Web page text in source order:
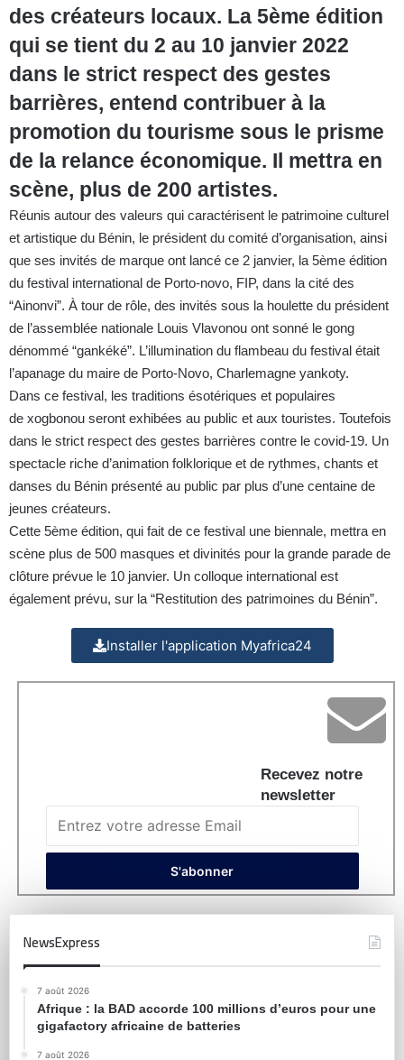
des créateurs locaux. La 5ème édition
qui se tient du 2 au 10 janvier 2022
dans le strict respect des gestes
barrières, entend contribuer à la
promotion du tourisme sous le prisme
de la relance économique. Il mettra en
scène, plus de 200 artistes.
Réunis autour des valeurs qui caractérisent le patrimoine culturel
et artistique du Bénin, le président du comité d’organisation, ainsi
que ses invités de marque ont lancé ce 2 janvier, la 5ème édition
du festival international de Porto-novo, FIP, dans la cité des
“Ainonvi”. À tour de rôle, des invités sous la houlette du président
de l’assemblée nationale Louis Vlavonou ont sonné le gong
dénommé “gankéké”. L’illumination du flambeau du festival était
l’apanage du maire de Porto-Novo, Charlemagne yankoty.
Dans ce festival, les traditions ésotériques et populaires
de xogbonou seront exhibées au public et aux touristes. Toutefois
dans le strict respect des gestes barrières contre le covid-19. Un
spectacle riche d’animation folklorique et de rythmes, chants et
danses du Bénin présenté au public par plus d’une centaine de
jeunes créateurs.
Cette 5ème édition, qui fait de ce festival une biennale, mettra en
scène plus de 500 masques et divinités pour la grande parade de
clôture prévue le 10 janvier. Un colloque international est
également prévu, sur la “Restitution des patrimoines du Bénin”.
Installer l'application Myafrica24
Recevez notre
newsletter
NewsExpress
7 août 2026
Afrique : la BAD accorde 100 millions d’euros pour une
gigafactory africaine de batteries
7 août 2026